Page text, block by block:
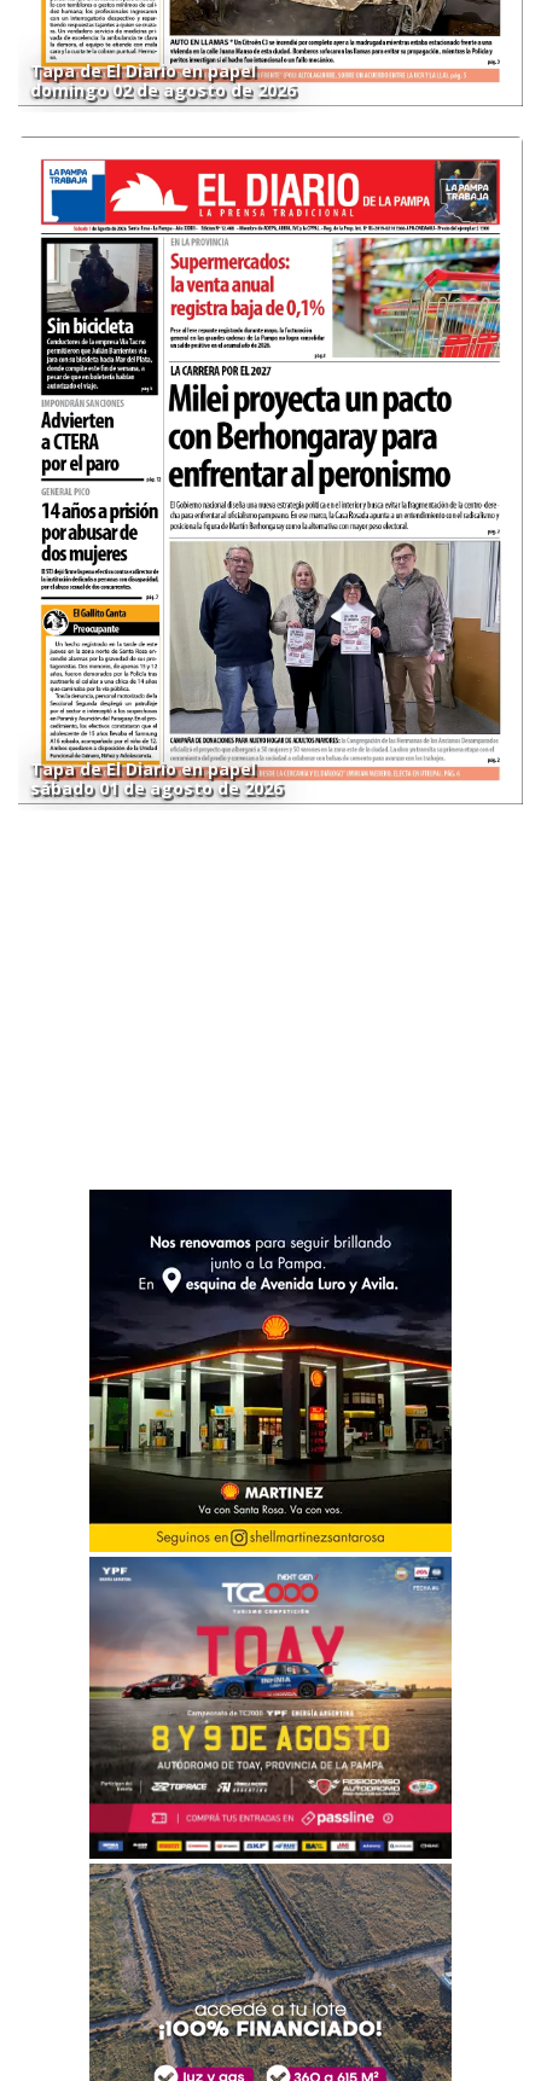
Tapa de El Diario en papel
domingo 02 de agosto de 2026
Tapa de El Diario en papel
sábado 01 de agosto de 2026